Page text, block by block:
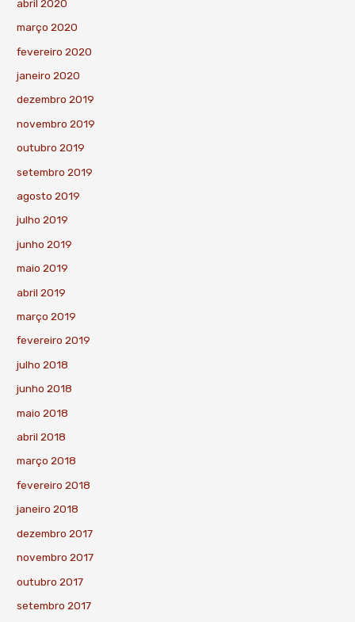
abril 2020
março 2020
fevereiro 2020
janeiro 2020
dezembro 2019
novembro 2019
outubro 2019
setembro 2019
agosto 2019
julho 2019
junho 2019
maio 2019
abril 2019
março 2019
fevereiro 2019
julho 2018
junho 2018
maio 2018
abril 2018
março 2018
fevereiro 2018
janeiro 2018
dezembro 2017
novembro 2017
outubro 2017
setembro 2017